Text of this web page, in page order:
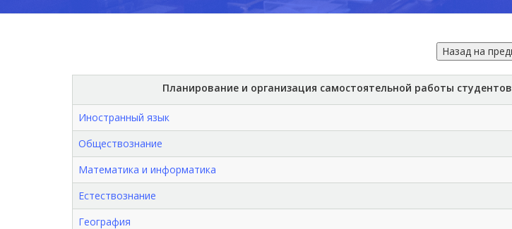
Планирование и организация самостоятельной работы студентов
Иностранный язык
Обществознание
Математика и информатика
Естествознание
География